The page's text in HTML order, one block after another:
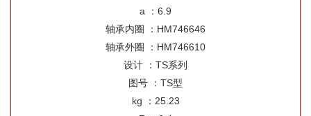
a ：6.9
轴承内圈 ：HM746646
轴承外圈 ：HM746610
设计 ：TS系列
图号 ：TS型
kg ：25.23